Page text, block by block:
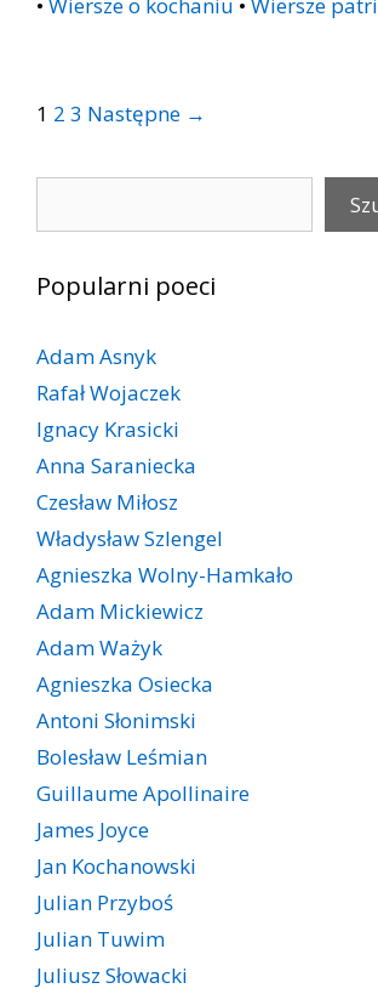
Post
1 2 3 Następne →
Popularni poeci
Adam Asnyk
Rafał Wojaczek
Ignacy Krasicki
Anna Saraniecka
Czesław Miłosz
Władysław Szlengel
Agnieszka Wolny-Hamkało
Adam Mickiewicz
Adam Ważyk
Agnieszka Osiecka
Antoni Słonimski
Bolesław Leśmian
Guillaume Apollinaire
James Joyce
Jan Kochanowski
Julian Przyboś
Julian Tuwim
Juliusz Słowacki